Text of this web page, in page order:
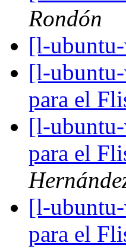
Rondón
[l-
[l-ubuntu-
para el
[l-ubuntu-
para el
[l-ubuntu-
para el